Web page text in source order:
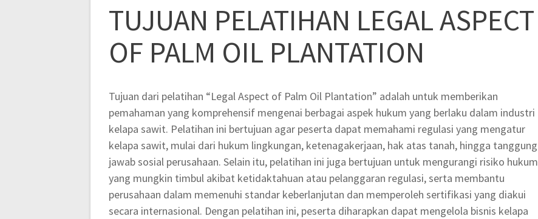
TUJUAN PELATIHAN LEGAL ASPECT
OF PALM OIL PLANTATION
Tujuan dari pelatihan “Legal Aspect of Palm Oil Plantation” adalah untuk memberikan
pemahaman yang komprehensif mengenai berbagai aspek hukum yang berlaku dalam industri
kelapa sawit. Pelatihan ini bertujuan agar peserta dapat memahami regulasi yang mengatur
kelapa sawit, mulai dari hukum lingkungan, ketenagakerjaan, hak atas tanah, hingga tanggung
jawab sosial perusahaan. Selain itu, pelatihan ini juga bertujuan untuk mengurangi risiko hukum
yang mungkin timbul akibat ketidaktahuan atau pelanggaran regulasi, serta membantu
perusahaan dalam memenuhi standar keberlanjutan dan memperoleh sertifikasi yang diakui
secara internasional. Dengan pelatihan ini, peserta diharapkan dapat mengelola bisnis kelapa